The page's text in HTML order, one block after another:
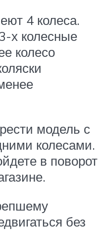
4 колеса.
х колесные
колесо
модель с
колесами.
в поворот
без